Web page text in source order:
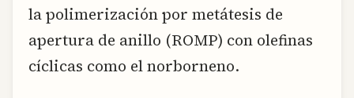
la polimerización por metátesis de
apertura de anillo (ROMP) con olefinas
cíclicas como el norborneno.